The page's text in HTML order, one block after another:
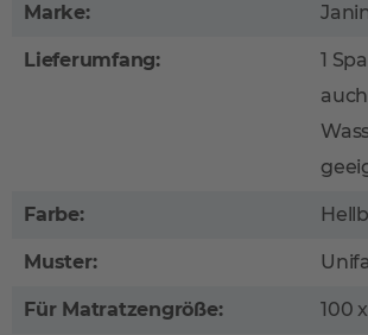
Marke:
Lieferumfang:
1
Farbe:
Muster:
Für Matratzengröße: 100